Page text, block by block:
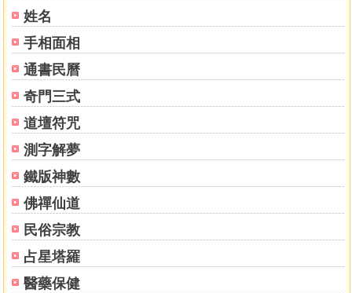
姓名
手相面相
通書民曆
奇門三式
道壇符咒
測字解夢
鐵版神數
佛禪仙道
民俗宗教
占星塔羅
醫藥保健